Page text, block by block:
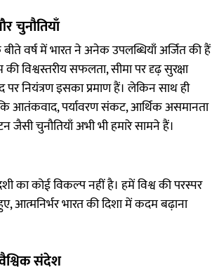
चुनौतियाँ
वर्ष में भारत ने अनेक उपलब्धियाँ अर्जित की हैं
विश्वस्तरीय सफलता, सीमा पर दृढ़ सुरक्षा
पर नियंत्रण इसका प्रमाण हैं। लेकिन साथ ही
आतंकवाद, पर्यावरण संकट, आर्थिक असमानता
चुनौतियाँ अभी भी हमारे सामने हैं।
का कोई विकल्प नहीं है। हमें विश्व की परस्पर
आत्मनिर्भर भारत की दिशा में कदम बढ़ाना
संदेश